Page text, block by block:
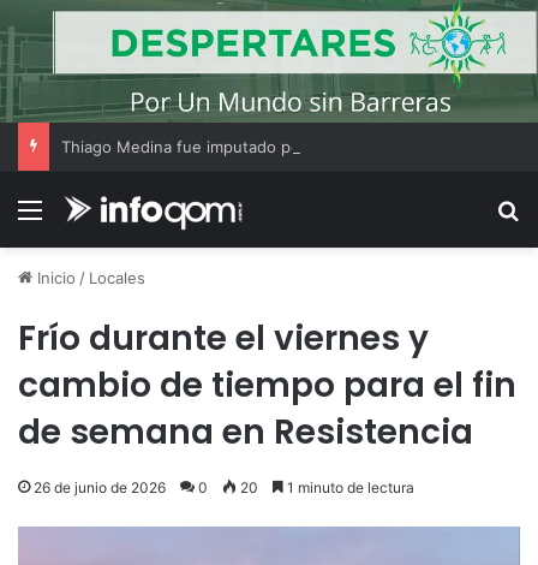
Menú
Inicio / Locales
Frío durante el viernes y
cambio de tiempo para el fin
de semana en Resistencia
26 de junio de 2026 0 20 1 minuto de lectura